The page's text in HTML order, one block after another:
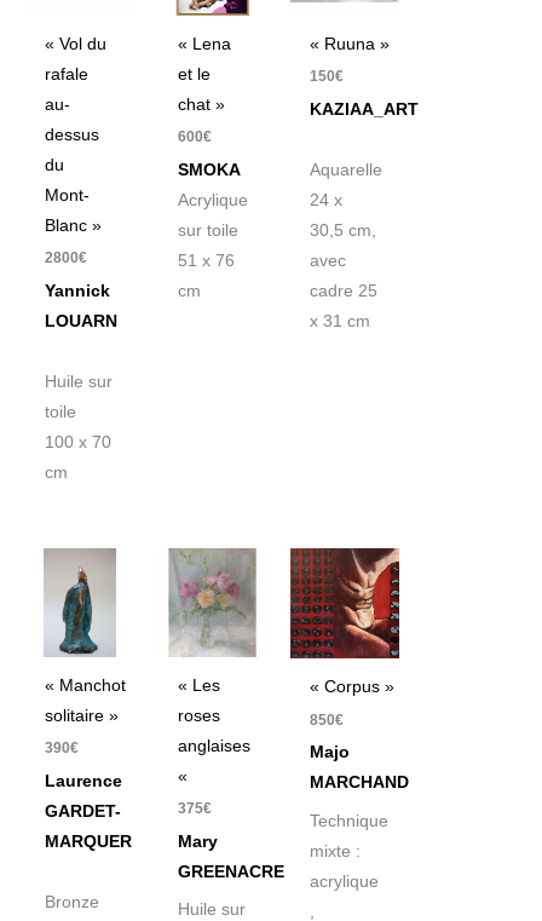
« Vol du
rafale
au-
dessus
du
Mont-
Blanc »
2800€
Yannick
LOUARN
Huile sur
toile
100 x 70
cm
« Lena
et le
chat »
600€
SMOKA
Acrylique
sur toile
51 x 76
cm
« Ruuna »
150€
KAZIAA_ART
Aquarelle
24 x
30,5 cm,
avec
cadre 25
x 31 cm
« Manchot
solitaire »
390€
Laurence
GARDET-
MARQUER
Bronze
« Les
roses
anglaises
«
375€
Mary
GREENACRE
Huile sur
« Corpus »
850€
Majo
MARCHAND
Technique
mixte :
acrylique